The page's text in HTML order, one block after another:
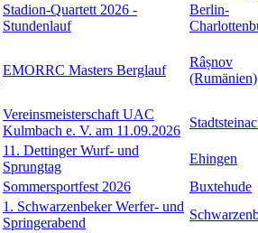
Stadion-Quartett 2026 -
Stundenlauf
Berlin-
EMORRC Masters Berglauf
Râșnov
(Rumänien)
Vereinsmeisterschaft UAC
Kulmbach e. V. am 11.09.2026
11. Dettinger Wurf- und
Sprungtag
Ehingen
Sommersportfest 2026
Buxtehude
1. Schwarzenbeker Werfer- und
Springerabend